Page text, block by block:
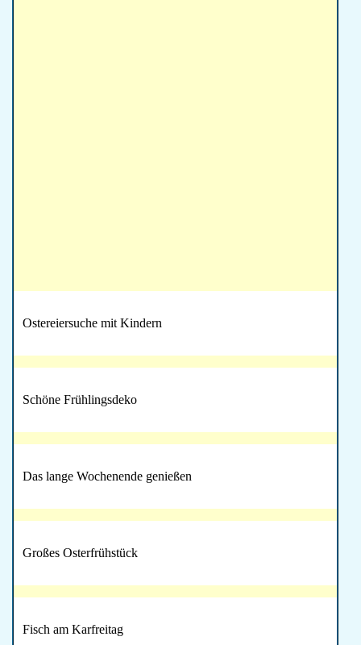
Ostereiersuche mit Kindern
Schöne Frühlingsdeko
Das lange Wochenende genießen
Großes Osterfrühstück
Fisch am Karfreitag